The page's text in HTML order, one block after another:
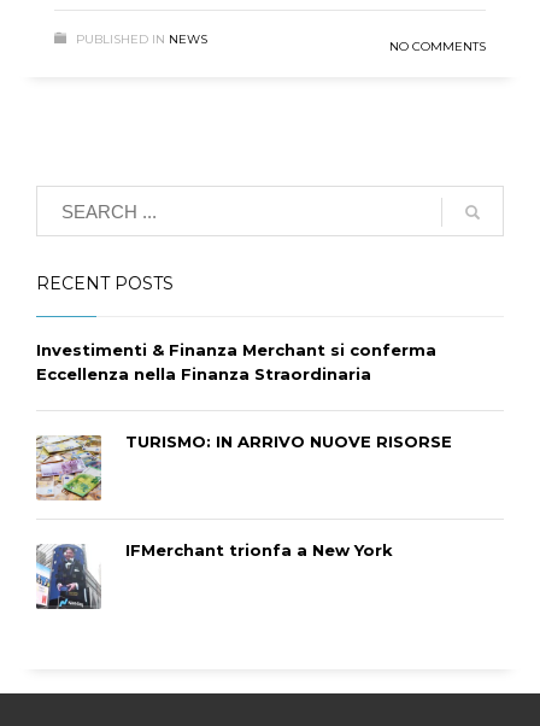
PUBLISHED IN NEWS NO COMMENTS
RECENT POSTS
Investimenti & Finanza Merchant si conferma
Eccellenza nella Finanza Straordinaria
TURISMO: IN ARRIVO NUOVE RISORSE
IFMerchant trionfa a New York